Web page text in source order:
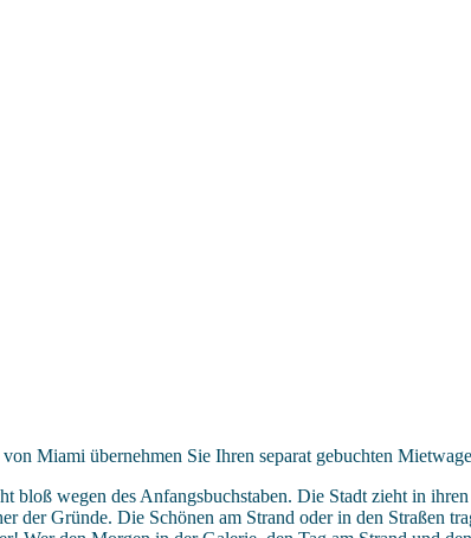
Miami übernehmen Sie Ihren separat gebuchten
wegen des Anfangsbuchstaben. Die Stadt zieht in
der Gründe. Die Schönen am Strand oder in den Straßen